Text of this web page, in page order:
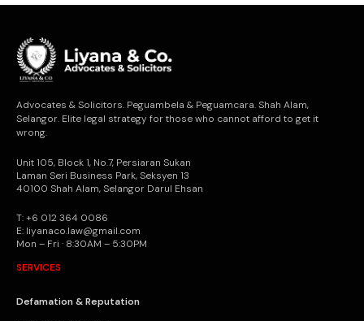
Advocates & Solicitors. Peguambela & Peguamcara. Shah Alam,
Selangor. Elite legal strategy for those who cannot afford to get it
wrong.
Unit 105, Block 1, No.7, Persiaran Sukan
Laman Seri Business Park, Seksyen 13
40100 Shah Alam, Selangor Darul Ehsan
T: +6 012 364 0086
E: liyanaco.law@gmail.com
Mon – Fri · 8:30AM – 5:30PM
SERVICES
Defamation & Reputation